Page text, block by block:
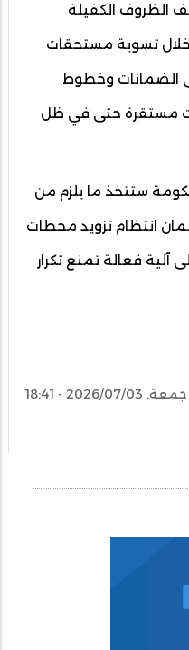
الظروف الكفيلة
خلال تسوية مستحقات
الضمانات وخطوط
ظلت مستقرة حتى في ظل
ستتخذ ما يلزم من
انتظام تزويد محطات
آلية فعالة تمنع تكرار
جمعة, 2026/07/03 - 18:41